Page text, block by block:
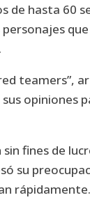
de hasta 60
teamers”,
opiniones
fines de
su
rápidamente.